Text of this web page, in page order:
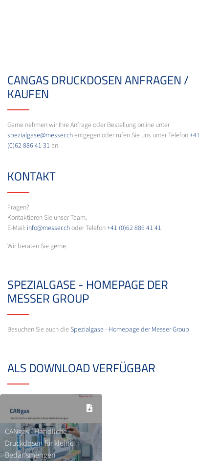
CANGAS DRUCKDOSEN ANFRAGEN /
KAUFEN
Gerne nehmen wir Ihre Anfrage oder Bestellung online unter
spezialgase@messer.chentgegen oder rufen Sie uns unter Telefon+41
(0)62 886 41 31 an.
KONTAKT
Fragen?
Kontaktieren Sie unser Team.
E-Mail: info@messer.choder Telefon+41 (0)62 886 41 41.
Wir beraten Sie gerne.
SPEZIALGASE - HOMEPAGE DER
MESSER GROUP
Besuchen Sie auch dieSpezialgase - Homepage der Messer Group.
ALS DOWNLOAD VERFÜGBAR
CANgas - Handliche
Druckdosen für kleine
Bedarfsmengen